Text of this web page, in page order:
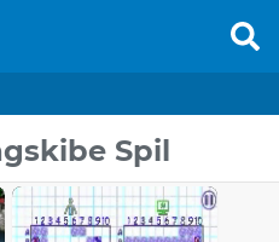
Spil